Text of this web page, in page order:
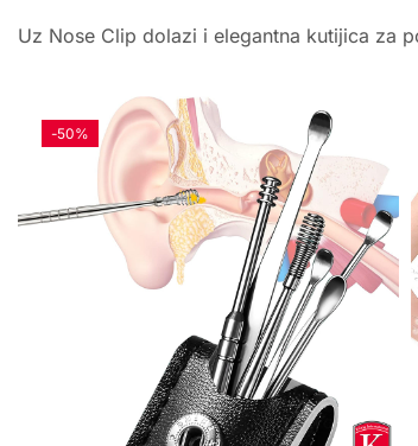
Uz Nose Clip dolazi i elegantna kutijica za
-50%